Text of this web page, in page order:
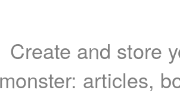
Create and store
articles,